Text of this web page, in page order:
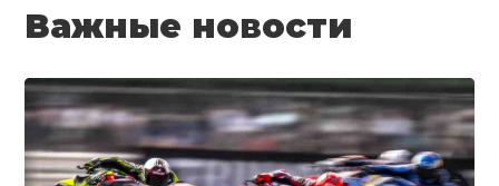
Важные новости